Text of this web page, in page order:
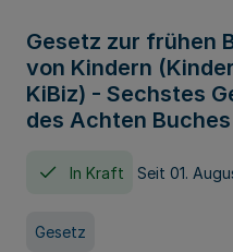
Gesetz zur frühen
von Kindern
KiBiz) - Sechstes
des Achten
In Kraft Seit 01.
Gesetz